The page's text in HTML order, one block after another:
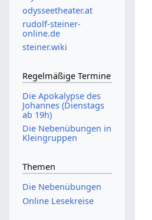
odysseetheater.at
rudolf-steiner-
online.de
steiner.wiki
Regelmäßige Termine
Die Apokalypse des
Johannes (Dienstags
ab 19h)
Die Nebenübungen in
Kleingruppen
Themen
Die Nebenübungen
Online Lesekreise